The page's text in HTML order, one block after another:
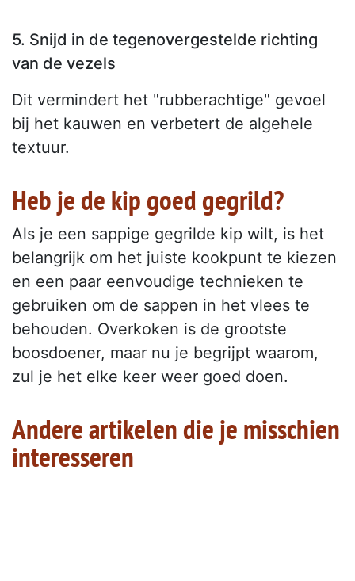
5. Snijd in de tegenovergestelde richting
van de vezels
Dit vermindert het "rubberachtige" gevoel
bij het kauwen en verbetert de algehele
textuur.
Heb je de kip goed gegrild?
Als je een sappige gegrilde kip wilt, is het
belangrijk om het juiste kookpunt te kiezen
en een paar eenvoudige technieken te
gebruiken om de sappen in het vlees te
behouden. Overkoken is de grootste
boosdoener, maar nu je begrijpt waarom,
zul je het elke keer weer goed doen.
Andere artikelen die je misschien
interesseren